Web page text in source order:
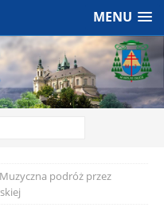
MENU
Muzyczna podróż przez